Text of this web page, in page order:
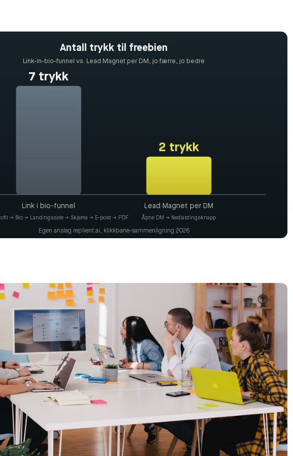
Antall trykk til freebien
Link-in-bio-funnel vs. Lead Magnet per DM, jo færre, jo bedre
7 trykk
Link i bio-funnel
→ Bio → Landingsside → Skjema → E-post → PDF
2 trykk
Lead Magnet per DM
Åpne DM → Nedlastingsknapp
Egen anslag replient.ai, klikkbane-sammenligning 2026